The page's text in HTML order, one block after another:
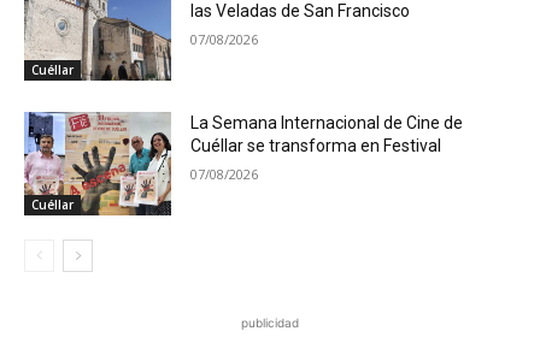
Cuéllar
las Veladas de San Francisco
07/08/2026
Cuéllar
La Semana Internacional de Cine de
Cuéllar se transforma en Festival
07/08/2026
publicidad